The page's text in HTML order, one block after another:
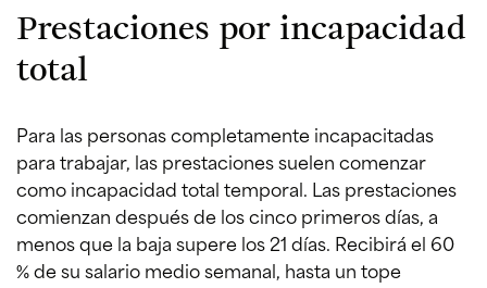
Prestaciones por incapacidad
total
Para las personas completamente incapacitadas
para trabajar, las prestaciones suelen comenzar
como incapacidad total temporal. Las prestaciones
comienzan después de los cinco primeros días, a
menos que la baja supere los 21 días. Recibirá el 60
% de su salario medio semanal, hasta un tope